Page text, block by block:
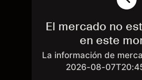
El mercado no
en este
La información de
2026-08-